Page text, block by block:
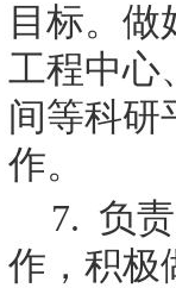
目标。
工程中心
间等科研
作。
7. 负
作，积极